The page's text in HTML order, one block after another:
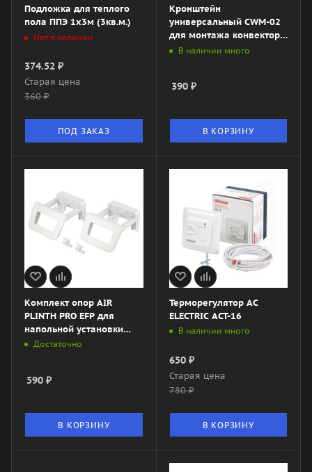
Подложка для теплого
пола ППЭ 1х3м (3кв.м.)
Нет в наличии
374.52 ₽
Старая цена
360₽
ПОД ЗАКАЗ
Кронштейн
универсальный CWM-02
для монтажа конвектора
на стену
В наличии много
390₽
В КОРЗИНУ
Комплект опор AIR
PLINTH PRO EFP для
напольной установки
конвектора AIR PLINTH
Достаточно
590 ₽
В КОРЗИНУ
Терморегулятор AC
ELECTRIC ACT-16
В наличии много
650₽
Старая цена
780₽
В КОРЗИНУ